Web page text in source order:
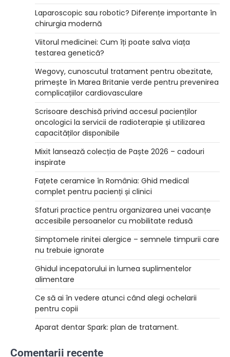
Laparoscopic sau robotic? Diferențe importante în
chirurgia modernă
Viitorul medicinei: Cum îți poate salva viața
testarea genetică?
Wegovy, cunoscutul tratament pentru obezitate,
primește în Marea Britanie verde pentru prevenirea
complicațiilor cardiovasculare
Scrisoare deschisă privind accesul pacienților
oncologici la servicii de radioterapie și utilizarea
capacităților disponibile
Mixit lansează colecția de Paște 2026 – cadouri
inspirate
Fațete ceramice în România: Ghid medical
complet pentru pacienți și clinici
Sfaturi practice pentru organizarea unei vacanțe
accesibile persoanelor cu mobilitate redusă
Simptomele rinitei alergice – semnele timpurii care
nu trebuie ignorate
Ghidul incepatorului in lumea suplimentelor
alimentare
Ce să ai în vedere atunci când alegi ochelarii
pentru copii
Aparat dentar Spark: plan de tratament.
Comentarii recente